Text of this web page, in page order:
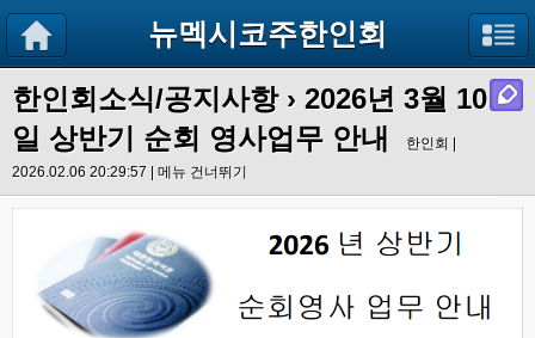
뉴멕시코주한인회
한인회소식/공지사항› 2026년 3월 10
일 상반기 순회 영사업무 안내
한인회 |
2026.02.06 20:29:57 | 메뉴 건너뛰기